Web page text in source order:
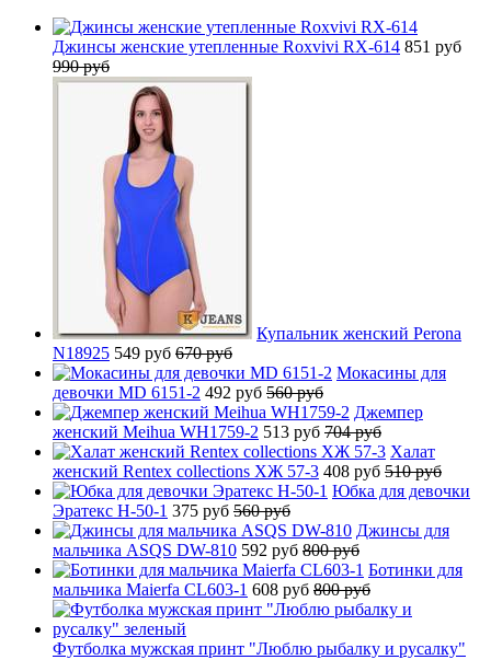
Джинсы женские утепленные Roxvivi RX-614 851 руб
990 руб
Купальник женский Perona
N18925 549 руб 670 руб
Мокасины для
девочки MD 6151-2 492 руб 560 руб
Джемпер
женский Meihua WH1759-2 513 руб 704 руб
Халат
женский Rentex collections ХЖ 57-3 408 руб 510 руб
Юбка для девочки
Эратекс H-50-1 375 руб 560 руб
Джинсы для
мальчика ASQS DW-810 592 руб 800 руб
Ботинки для
мальчика Maierfa CL603-1 608 руб 800 руб
Футболка мужская принт "Люблю рыбалку и русалку"